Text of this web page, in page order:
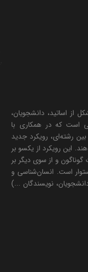
اساتید، دانشجویان،
است که در همکاری با
رشته‌ای، رویکرد جدید
این رویکرد از یکسو بر
و از سوی دیگر بر
است. انسان‌شناسی و
نویسندگان ...)